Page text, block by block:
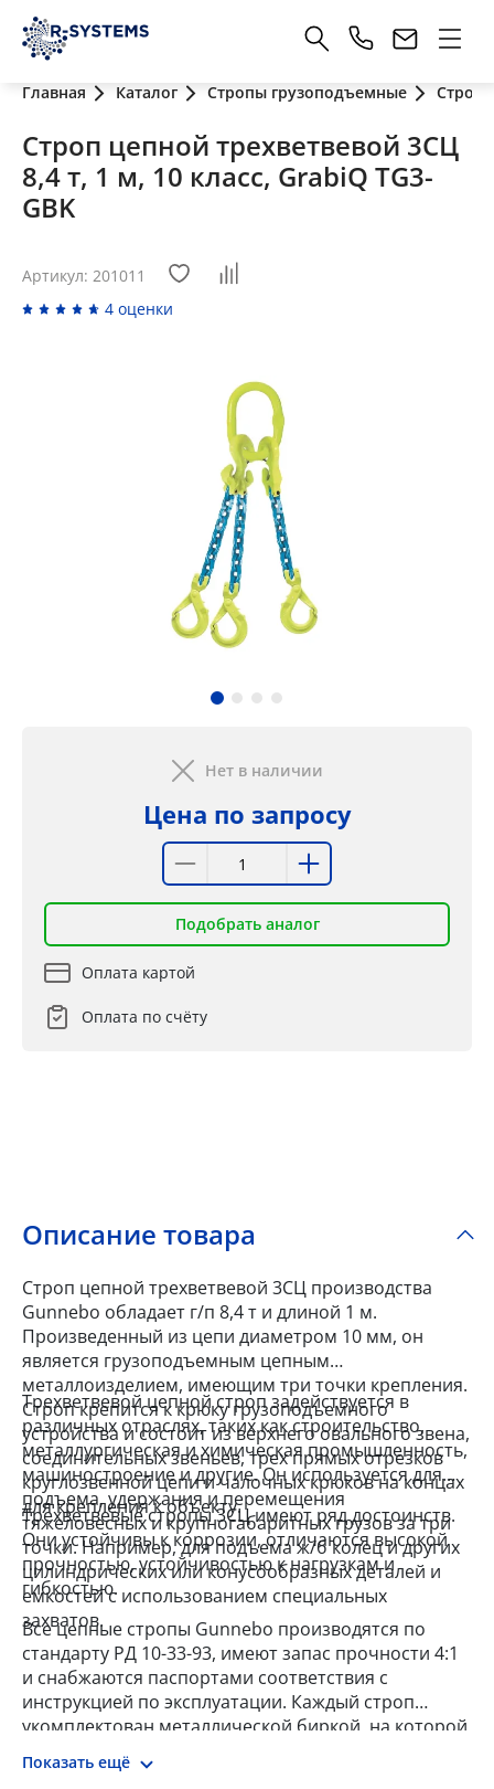
Главная Каталог Стропы грузоподъемные
Строп цепной трехветвевой 3СЦ
8,4 т, 1 м, 10 класс, GrabiQ TG3-
GBK
Артикул: 201011
4 оценки
Нет в наличии
Цена по запросу
Подобрать аналог
Оплата картой
Оплата по счёту
Описание товара
Строп цепной трехветвевой 3СЦ производства
Gunnebo обладает г/п 8,4 т и длиной 1 м.
Произведенный из цепи диаметром 10 мм, он
является грузоподъемным цепным
металлоизделием, имеющим три точки крепления.
Строп крепится к крюку грузоподъемного
устройства и состоит из верхнего овального звена,
соединительных звеньев, трех прямых отрезков
круглозвенной цепи и чалочных крюков на концах
для крепления к объекту.
Трехветвевой цепной строп задействуется в
различных отраслях, таких как строительство,
металлургическая и химическая промышленность,
машиностроение и другие. Он используется для
подъема, удержания и перемещения
тяжеловесных и крупногабаритных грузов за три
точки. Например, для подъема ж/б колец и других
цилиндрических или конусообразных деталей и
емкостей с использованием специальных
захватов.
Трехветвевые стропы 3СЦ имеют ряд достоинств.
Они устойчивы к коррозии, отличаются высокой
прочностью, устойчивостью к нагрузкам и
гибкостью.
Все цепные стропы Gunnebo производятся по
стандарту РД 10-33-93, имеют запас прочности 4:1
и снабжаются паспортами соответствия с
инструкцией по эксплуатации. Каждый строп
укомплектован металлической биркой, на которой
указан номер, тип, г/п, длина, запас прочности,
дата изготовления и наименование изготовителя.
Показать ещё